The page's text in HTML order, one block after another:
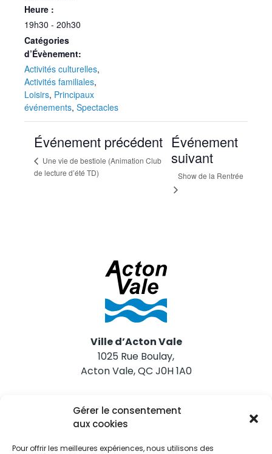
Gérer le consentement
aux cookies
Pour offrir les meilleures expériences, nous utilisons des
Heure :
19h30 - 20h30
Catégories
d’Évènement:
Activités culturelles,
Activités familiales,
Loisirs, Principaux
événements, Spectacles
Événement précédent
Une vie de bestiole (Animation Club
de lecture d’été TD)
Événement
suivant
Show de la Rentrée
Ville d’Acton Vale
1025 Rue Boulay,
Acton Vale, QC J0H 1A0
Nous joindre
Tél. 450 546-2703